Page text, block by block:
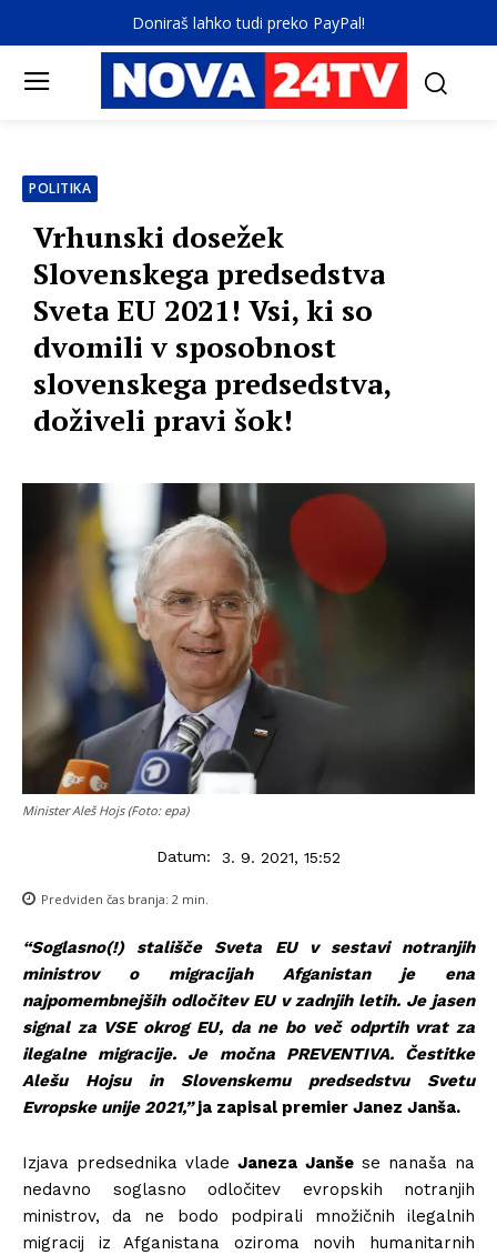
Doniraš lahko tudi preko PayPal!
POLITIKA
Vrhunski dosežek
Slovenskega predsedstva
Sveta EU 2021! Vsi, ki so
dvomili v sposobnost
slovenskega predsedstva,
doživeli pravi šok!
Minister Aleš Hojs (Foto: epa)
Datum: 3. 9. 2021, 15:52
Predviden čas branja: 2 min.
“Soglasno(!) stališče Sveta EUv sestavi notranjih
ministrov o migracijah Afganistanje ena
najpomembnejših odločitev EU v zadnjih letih. Je jasen
signal za VSE okrog EU, da ne bo več odprtih vrat za
ilegalne migracije. Je močna PREVENTIVA. Čestitke
Alešu Hojsu in Slovenskemu predsedstvu Svetu
Evropske unije 2021,”ja zapisal premier Janez Janša.
Izjava predsednika vladeJaneza Janšese nanaša na
nedavno soglasno odločitev evropskih notranjih
ministrov, da ne bodo podpirali množičnih ilegalnih
migracij iz Afganistana oziroma novih humanitarnih